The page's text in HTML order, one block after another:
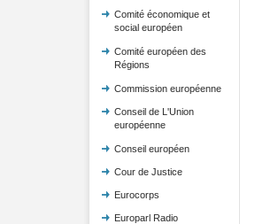
Comité économique et
social européen
Comité européen des
Régions
Commission européenne
Conseil de L'Union
européenne
Conseil européen
Cour de Justice
Eurocorps
Europarl Radio